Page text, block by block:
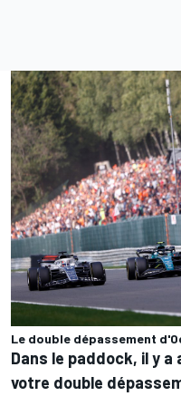
Le double dépassement
Dans le paddock, il y
votre double